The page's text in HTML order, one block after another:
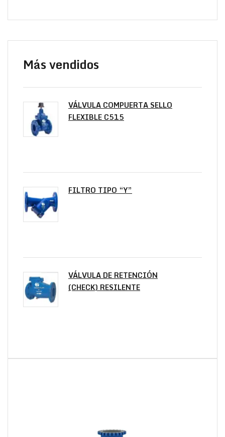
Más vendidos
VÁLVULA COMPUERTA SELLO
FLEXIBLE C515
FILTRO TIPO “Y”
VÁLVULA DE RETENCIÓN
(CHECK) RESILENTE